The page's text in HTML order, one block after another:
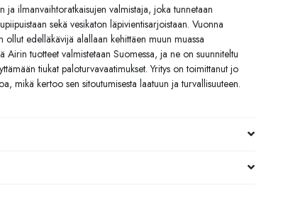
ilmanvaihtoratkaisujen valmistaja, joka tunnetaan
sekä vesikaton läpivientisarjoistaan. Vuonna
edelläkävijä alallaan kehittäen muun muassa
Airin tuotteet valmistetaan Suomessa, ja ne on suunniteltu
tiukat paloturvavaatimukset. Yritys on toimittanut jo
mikä kertoo sen sitoutumisesta laatuun ja turvallisuuteen.